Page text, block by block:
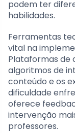
podem ter
habilidades.
Ferramentas
vital na
Plataformas de
algoritmos de
conteúdo e os
dificuldade
oferece
intervenção
professores.